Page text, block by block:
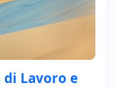
di Lavoro e